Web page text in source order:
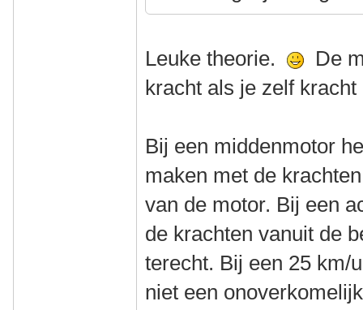
Leuke theorie.
De
kracht als je zelf
Bij een middenmotor
maken met de
van de motor. Bij een
de krachten vanuit de
terecht. Bij een 25 km/
niet een